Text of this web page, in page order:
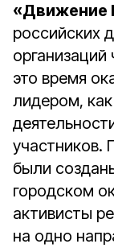
«Движение
российских
организаций
это время
лидером,
участников.
были
городском
активисты
на одно